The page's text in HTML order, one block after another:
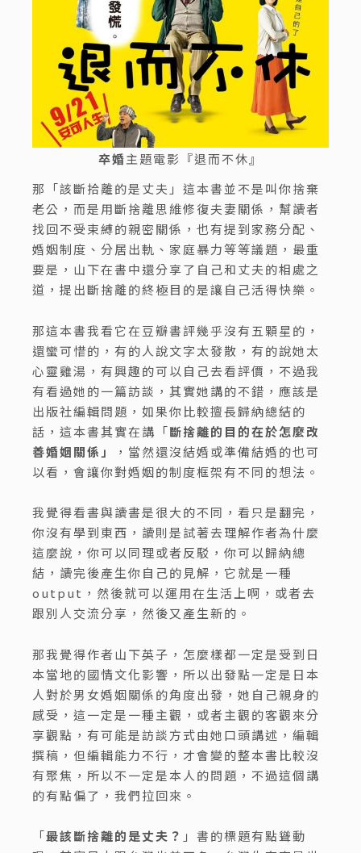
卒婚主題電影『退而不休』
那「該斷拾離的是丈夫」這本書並不是叫你捨棄
老公，而是用斷捨離思維修復夫妻關係，幫讀者
找回不受束縛的親密關係，也有提到家務分配、
婚姻制度、分居出軌、家庭暴力等等議題，最重
要是，山下在書中還分享了自己和丈夫的相處之
道，提出斷捨離的終極目的是讓自己活得快樂。
那這本書我看它在豆瓣書評幾乎沒有五顆星的，
還蠻可惜的，有的人說文字太發散，有的說她太
心靈雞湯，有興趣的可以自己去看評價，不過我
有看過她的一篇訪談，其實她講的不錯，應該是
出版社編輯問題，如果你比較擅長歸納總結的
話，這本書其實在講「斷捨離的目的在於怎麼改
善婚姻關係」
，當然還沒結婚或準備結婚的也可
以看，會讓你對婚姻的制度框架有不同的想法。
我覺得看書與讀書是很大的不同，看只是翻完，
你沒有學到東西，讀則是試著去理解作者為什麼
這麼說，你可以同理或者反駁，你可以歸納總
結，讀完後產生你自己的見解，它就是一種
output，然後就可以運用在生活上啊，或者去
跟別人交流分享，然後又產生新的。
那我覺得作者山下英子，怎麼樣都一定是受到日
本當地的國情文化影響，所以出發點一定是日本
人對於男女婚姻關係的角度出發，她自己親身的
感受，這一定是一種主觀，或者主觀的客觀來分
享觀點，有可能是訪談方式由她口頭講述，編輯
撰稿，但編輯能力不行，才會變的整本書比較沒
有聚焦，所以不一定是本人的問題，不過這個講
的有點偏了，我們拉回來。
「最該斷捨離的是丈夫？ 」書的標題有點聳動